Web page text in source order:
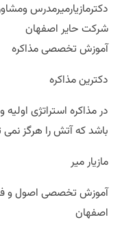
دکترمازیارمیرمدرس
شرکت حایر اصفهان
آموزش تخصصی مذاکره
دکترین مذاکره
در مذاکره استراتژی
باشد که آتش را هرگز نمی
مازیار میر
آموزش تخصصی اصول و
اصفهان